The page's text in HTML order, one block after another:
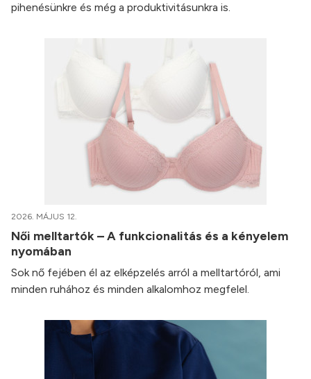
pihenésünkre és még a produktivitásunkra is.
2026. MÁJUS 12.
Női melltartók – A funkcionalitás és a kényelem
nyomában
Sok nő fejében él az elképzelés arról a melltartóról, ami
minden ruhához és minden alkalomhoz megfelel.